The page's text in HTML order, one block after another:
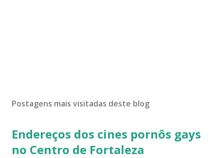
Postagens mais visitadas deste blog
Endereços dos cines pornôs gays
no Centro de Fortaleza